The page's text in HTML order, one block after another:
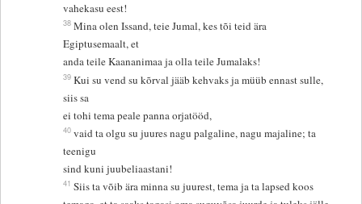
vahekasu eest!
38 Mina olen Issand, teie Jumal, kes tõi teid ära
Egiptusemaalt, et
anda teile Kaananimaa ja olla teile Jumalaks!
39 Kui su vend su kõrval jääb kehvaks ja müüb ennast sulle,
siis sa
ei tohi tema peale panna orjatööd,
40 vaid ta olgu su juures nagu palgaline, nagu majaline; ta
teenigu
sind kuni juubeliaastani!
41 Siis ta võib ära minna su juurest, tema ja ta lapsed koos